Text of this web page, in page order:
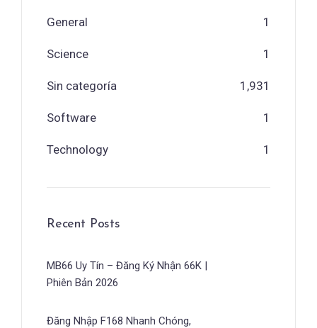
General 1
Science 1
Sin categoría 1,931
Software 1
Technology 1
Recent Posts
MB66 Uy Tín – Đăng Ký Nhận 66K |
Phiên Bản 2026
Đăng Nhập F168 Nhanh Chóng,